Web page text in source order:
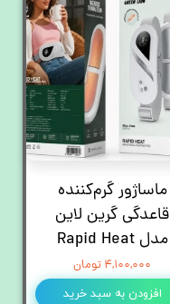
ماساژور گرم‌کننده
قاعدگی گرین لاین
مدل Rapid Heat
۴,۱۰۰,۰۰۰ تومان
افزودن به سبد خرید